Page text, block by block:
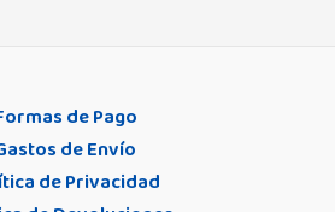
de Pago
de Envío
de Privacidad